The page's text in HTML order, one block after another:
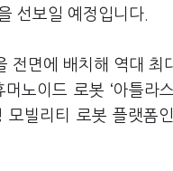
선보일 예정입니다.
전면에 배치해 역대 최
노이드 로봇 ‘아틀라
빌리티 로봇 플랫폼